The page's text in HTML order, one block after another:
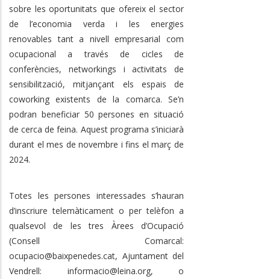
sobre les oportunitats que ofereix el sector
de l’economia verda i les energies
renovables tant a nivell empresarial com
ocupacional a través de cicles de
conferències, networkings i activitats de
sensibilització, mitjançant els espais de
coworking existents de la comarca. Se’n
podran beneficiar 50 persones en situació
de cerca de feina. Aquest programa s’iniciarà
durant el mes de novembre i fins el març de
2024.
Totes les persones interessades s’hauran
d’inscriure telemàticament o per telèfon a
qualsevol de les tres Àrees d’Ocupació
(Consell Comarcal:
ocupacio@baixpenedes.cat, Ajuntament del
Vendrell: informacio@leina.org, o